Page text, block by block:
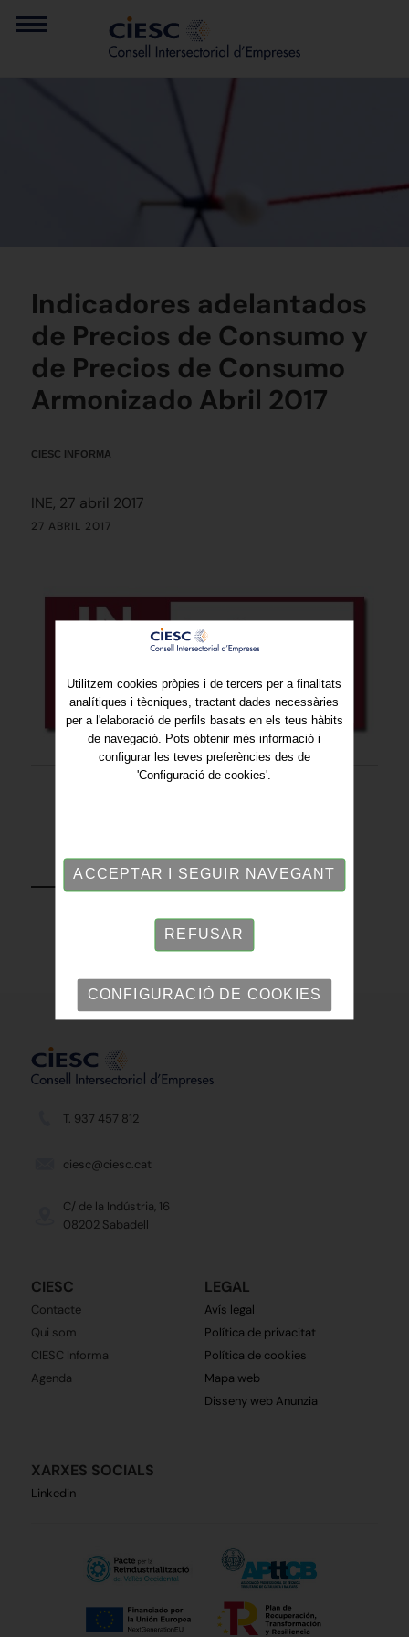
Indicadores adelantados
de Precios de Consumo y
de Precios de Consumo
Armonizado Abril 2017
CIESC INFORMA
INE, 27 abril 2017
27 ABRIL 2017
TORNAR
T. 937 457 812
ciesc@ciesc.cat
C/ de la Indústria, 16
08202 Sabadell
CIESC
Contacte
Qui som
CIESC Informa
Agenda
XARXES SOCIALS
Linkedin
LEGAL
Avís legal
Política de privacitat
Política de cookies
Mapa web
Disseny web Anunzia
Utilitzem cookies pròpies i de tercers per a finalitats
analítiques i tècniques, tractant dades necessàries
per a l'elaboració de perfils basats en els teus hàbits
de navegació. Pots obtenir més informació i
configurar les teves preferències des de
'Configuració de cookies'.
ACCEPTAR I SEGUIR NAVEGANT
REFUSAR
CONFIGURACIÓ DE COOKIES